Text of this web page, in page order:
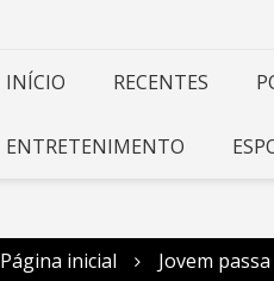
INÍCIO RECENTES
ENTRETENIMENTO
Página inicial Jovem